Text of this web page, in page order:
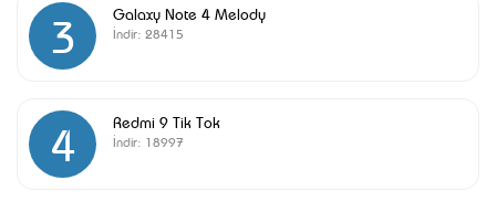
3 Galaxy Note 4 Melody
İndir: 28415
4 Redmi 9 Tik Tok
İndir: 18997